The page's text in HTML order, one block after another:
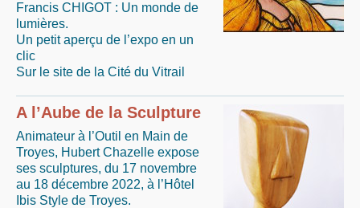
Francis CHIGOT : Un monde de
lumières.
Un petit aperçu de l’expo en un
clic
Sur le site de la Cité du Vitrail
A l’Aube de la Sculpture
Animateur à l’Outil en Main de
Troyes, Hubert Chazelle expose
ses sculptures, du 17 novembre
au 18 décembre 2022, à l’Hôtel
Ibis Style de Troyes.